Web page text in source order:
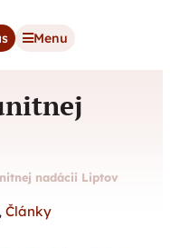
Menu
nadácii Liptov
, Články